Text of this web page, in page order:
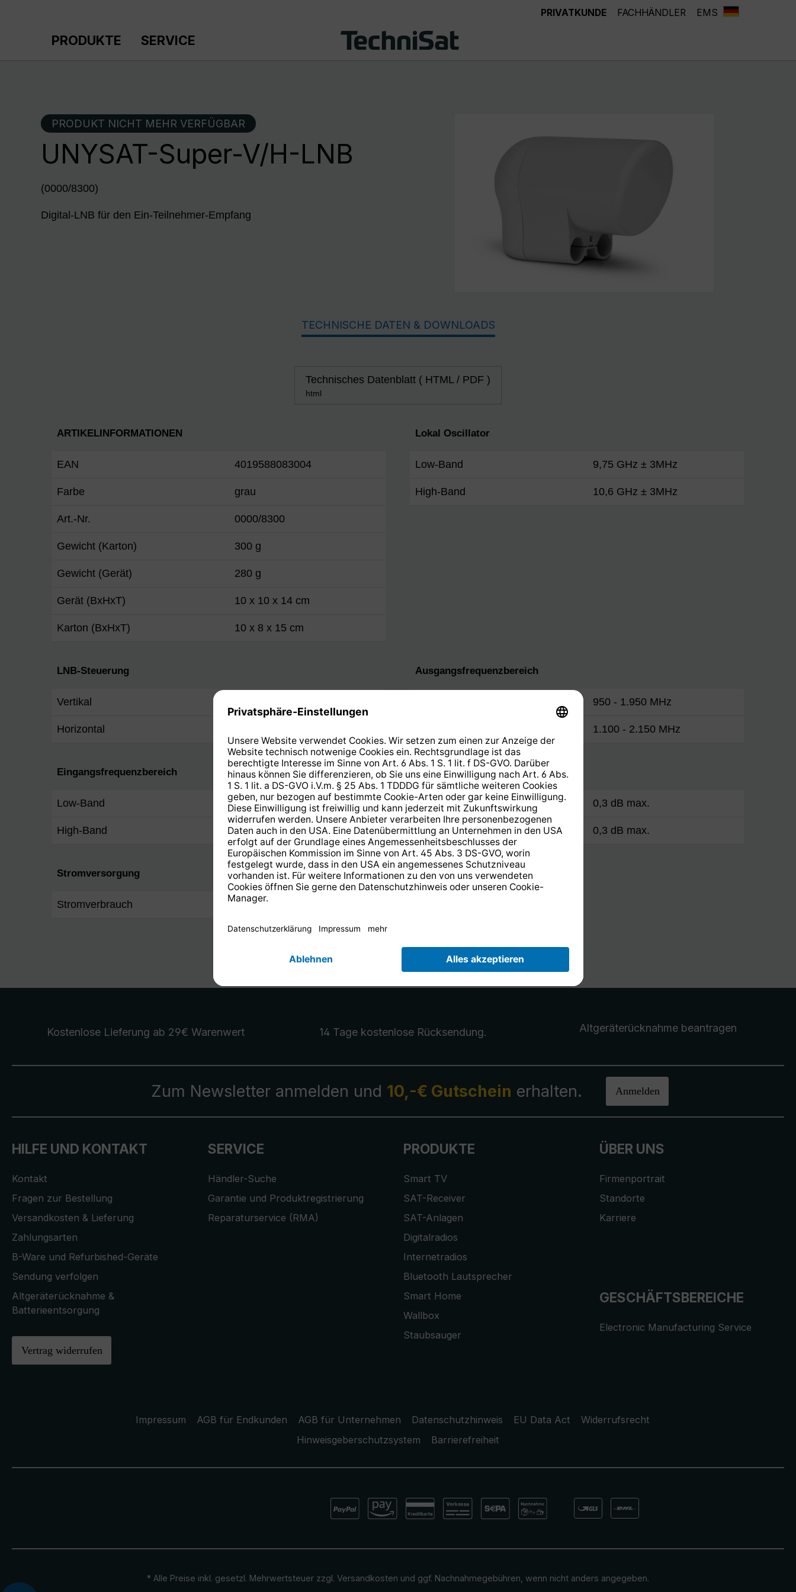
PRIVATKUNDE FACHHÄNDLER EMS
PRODUKTE SERVICE
PRODUKT NICHT MEHR VERFÜGBAR
UNYSAT-Super-V/H-LNB
(0000/8300)
Digital-LNB für den Ein-Teilnehmer-Empfang
TECHNISCHE DATEN & DOWNLOADS
Technisches Datenblatt ( HTML / PDF )
html
ARTIKELINFORMATIONEN
EAN 4019588083004
Farbe grau
Art.-Nr. 0000/8300
Gewicht (Karton) 300 g
Gewicht (Gerät) 280 g
Gerät (BxHxT) 10 x 10 x 14 cm
Karton (BxHxT) 10 x 8 x 15 cm
Lokal Oscillator
Low-Band 9,75 GHz ± 3MHz
High-Band 10,6 GHz ± 3MHz
LNB-Steuerung
Vertikal
Horizontal
Ausgangsfrequenzbereich
950 - 1.950 MHz
1.100 - 2.150 MHz
Eingangsfrequenzbereich
Low-Band 10,7 - 11,7 GHz
High-Band 11,7 - 12,75 GHz
Rauschmaß
Unterer Frequenzbereich 0,3 dB max.
Oberer Frequenzbereich 0,3 dB max.
Stromversorgung
Stromverbrauch max. 130 mA
Kostenlose Lieferung ab 29€ Warenwert 14 Tage kostenlose Rücksendung. Altgeräterücknahme beantragen
Zum Newsletter anmelden und 10,-€ Gutschein erhalten. Anmelden
HILFE UND KONTAKT
Kontakt
Fragen zur Bestellung
Versandkosten & Lieferung
Zahlungsarten
B-Ware und Refurbished-Geräte
Sendung verfolgen
Altgeräterücknahme &
Batterieentsorgung
Vertrag widerrufen
SERVICE
Händler-Suche
Garantie und Produktregistrierung
Reparaturservice (RMA)
PRODUKTE
Smart TV
SAT-Receiver
SAT-Anlagen
Digitalradios
Internetradios
Bluetooth Lautsprecher
Smart Home
Wallbox
Staubsauger
ÜBER UNS
Firmenportrait
Standorte
Karriere
GESCHÄFTSBEREICHE
Electronic Manufacturing Service
Impressum AGB für Endkunden AGB für Unternehmen Datenschutzhinweis EU Data Act
Widerrufsrecht
Hinweisgeberschutzsystem
Barrierefreiheit
* Alle Preise inkl. gesetzl. Mehrwertsteuer zzgl. Versandkosten und ggf. Nachnahmegebühren, wenn nicht anders angegeben.